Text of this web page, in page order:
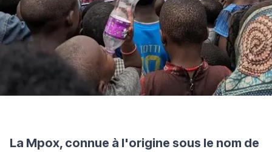
La Mpox, connue à l'origine sous le nom de